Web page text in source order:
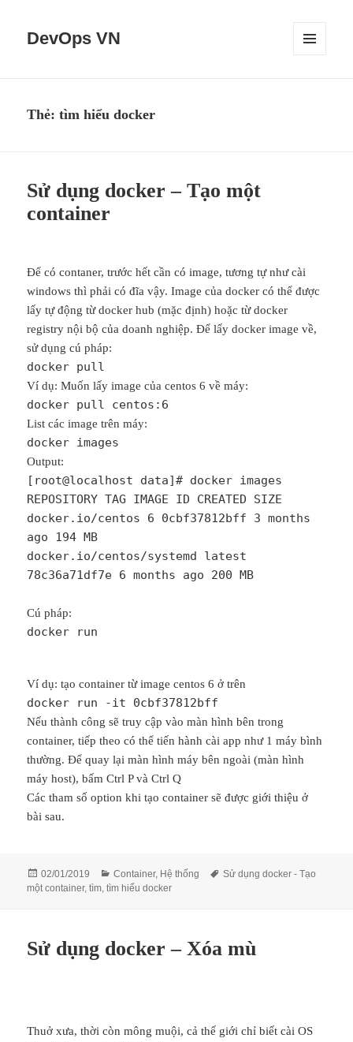
DevOps VN
Thẻ:tìm hiểu docker
Sử dụng docker – Tạo một
container
Để có contaner, trước hết cần có image, tương tự như cài
windows thì phải có đĩa vậy. Image của docker có thể được
lấy tự động từ docker hub (mặc định) hoặc từ docker
registry nội bộ của doanh nghiệp. Để lấy docker image về,
sử dụng cú pháp:
docker pull
Ví dụ: Muốn lấy image của centos 6 về máy:
docker pull centos:6
List các image trên máy:
docker images
Output:
[root@localhost data]# docker images
REPOSITORY TAG IMAGE ID CREATED SIZE
docker.io/centos 6 0cbf37812bff 3 months
ago 194 MB
docker.io/centos/systemd latest
78c36a71df7e 6 months ago 200 MB
Cú pháp:
docker run
Ví dụ: tạo container từ image centos 6 ở trên
docker run -it 0cbf37812bff
Nếu thành công sẽ truy cập vào màn hình bên trong
container, tiếp theo có thể tiến hành cài app như 1 máy bình
thường. Để quay lại màn hình máy bên ngoài (màn hình
máy host), bấm Ctrl P và Ctrl Q
Các tham số option khi tạo container sẽ được giới thiệu ở
bài sau.
Đăng
vào
02/01/2019
Danh
mục
Container, Hệ thống Thẻ
Sử dụng docker - Tạo
một container,tìm,tìm hiểu docker
Sử dụng docker – Xóa mù
Thuở xưa, thời còn mông muội, cả thế giới chỉ biết cài OS